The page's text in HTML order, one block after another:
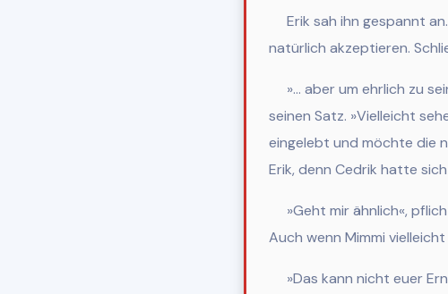
Erik sah ihn gespannt
natürlich akzeptieren.
»… aber um ehrlich zu
seinen Satz. »Vielleicht
eingelebt und möchte die
Erik, denn Cedrik hatte
»Geht mir ähnlich«,
Auch wenn Mimmi
»Das kann nicht euer